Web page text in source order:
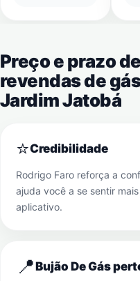
Preço e prazo
revendas de
Jardim Jatobá
⭐Credibilidade
Rodrigo Faro reforça a
ajuda você a se sentir
aplicativo.
📍Bujão De Gás